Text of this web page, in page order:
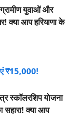
ग्रामीण युवाओं और
क्या आप हरियाणा के
₹15,000!
स्कॉलरशिप योजना
क्या आप